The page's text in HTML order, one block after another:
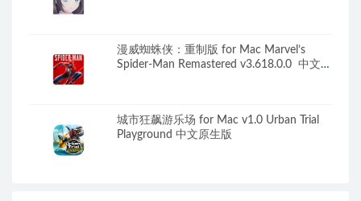
漫威蜘蛛侠：重制版 for Mac Marvel’s
Spider-Man Remastered v3.618.0.0 中文移
城市狂飙游乐场 for Mac v1.0 Urban Trial
Playground 中文原生版